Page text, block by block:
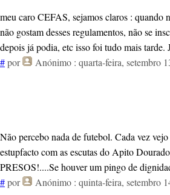
meu caro CEFAS, sejamos claros : quando
não gostam desses regulamentos, não se
depois já podia, etc isso foi tudo mais
#por Anónimo : quarta-feira, setembro
Não percebo nada de futebol. Cada vez
estupfacto com as escutas do Apito
PRESOS!....Se houver um pingo de
#por Anónimo : quinta-feira, setembro